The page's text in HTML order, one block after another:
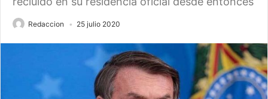
Redaccion 25 julio 2020